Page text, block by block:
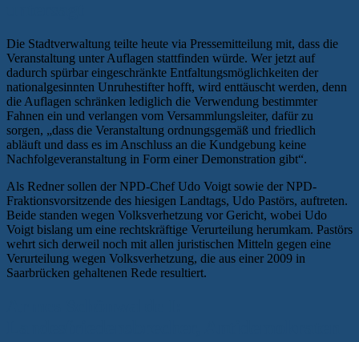
Die Stadtverwaltung teilte heute via Pressemitteilung mit, dass die
Veranstaltung unter Auflagen stattfinden würde. Wer jetzt auf
dadurch spürbar eingeschränkte Entfaltungsmöglichkeiten der
nationalgesinnten Unruhestifter hofft, wird enttäuscht werden, denn
die Auflagen schränken lediglich die Verwendung bestimmter
Fahnen ein und verlangen vom Versammlungsleiter, dafür zu
sorgen, „dass die Veranstaltung ordnungsgemäß und friedlich
abläuft und dass es im Anschluss an die Kundgebung keine
Nachfolgeveranstaltung in Form einer Demonstration gibt“.
Als Redner sollen der NPD-Chef Udo Voigt sowie der NPD-
Fraktionsvorsitzende des hiesigen Landtags, Udo Pastörs, auftreten.
Beide standen wegen Volksverhetzung vor Gericht, wobei Udo
Voigt bislang um eine rechtskräftige Verurteilung herumkam. Pastörs
wehrt sich derweil noch mit allen juristischen Mitteln gegen eine
Verurteilung wegen Volksverhetzung, die aus einer 2009 in
Saarbrücken gehaltenen Rede resultiert.